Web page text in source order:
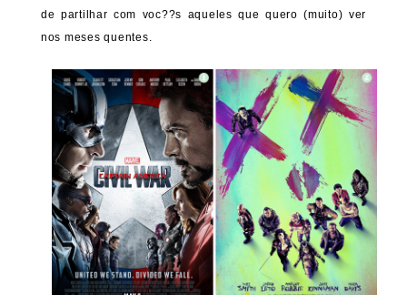
de partilhar com voc??s aqueles que quero (muito) ver
nos meses quentes.